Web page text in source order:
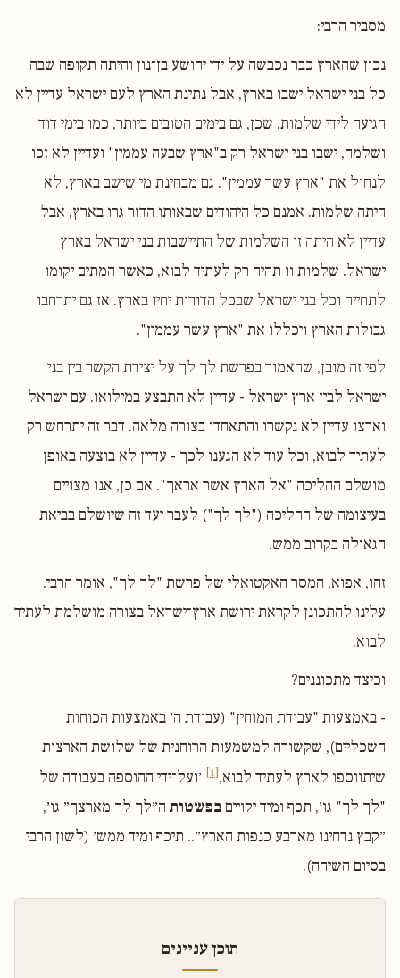
מסביר הרבי:
נכון שהארץ כבר נכבשה על ידי יהושע בן־נון והיתה תקופה שבה
כל בני ישראל ישבו בארץ, אבל נתינת הארץ לעם ישראל עדיין לא
הגיעה לידי שלמות. שכן, גם בימים הטובים ביותר, כמו בימי דוד
ושלמה, ישבו בני ישראל רק ב"ארץ שבעה עממין" ועדיין לא זכו
לנחול את "ארץ עשר עממין". גם מבחינת מי שישב בארץ, לא
היתה שלמות. אמנם כל היהודים שבאותו הדור גרו בארץ, אבל
עדיין לא היתה זו השלמות של התיישבות בני ישראל בארץ
ישראל. שלמות וו תהיה רק לעתיד לבוא, כאשר המתים יקומו
לתחייה וכל בני ישראל שבכל הדורות יחיו בארץ. אז גם יתרחבו
גבולות הארץ ויכללו את "ארץ עשר עממין".
לפי זה מובן, שהאמור בפרשת לך לך על יצירת הקשר בין בני
ישראל לבין ארץ ישראל - עדיין לא התבצע במילואו. עם ישראל
וארצו עדיין לא נקשרו והתאחדו בצורה מלאה. דבר זה יתרחש רק
לעתיד לבוא, וכל עוד לא הגענו לכך - עדיין לא בוצעה באופן
מושלם ההליכה "אל הארץ אשר אראך". אם כן, אנו מצויים
בעיצומה של ההליכה ("לך לך") לעבר יעד זה שיושלם בביאת
הגאולה בקרוב ממש.
זהו, אפוא, המסר האקטואלי של פרשת "לך לך", אומר הרבי.
עלינו להתכונן לקראת ירושת ארץ־ישראל בצורה מושלמת לעתיד
לבוא.
וכיצד מתכוננים?
- באמצעות "עבודת המוחין" (עבודת ה׳ באמצעות הכוחות
השכליים), שקשורה למשמעות הרוחנית של שלושת הארצות
שיתווספו לארץ לעתיד לבוא,[1]
׳ועל־ידי ההוספה בעבודה של
"לך לך" גו׳, תכף ומיד יקוייםבפשטות ה״לך לך מארצך״ גו׳,
״קבץ נדחינו מארבע כנפות הארץ״.. תיכף ומיד ממש׳ (לשון הרבי
בסיום השיחה).
תוכן עניינים